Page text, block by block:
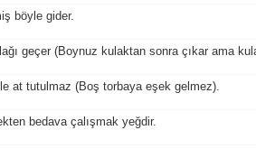
böyle gider.
geçer (Boynuz kulaktan sonra çıkar ama
at tutulmaz (Boş torbaya eşek gelmez).
bedava çalışmak yeğdir.